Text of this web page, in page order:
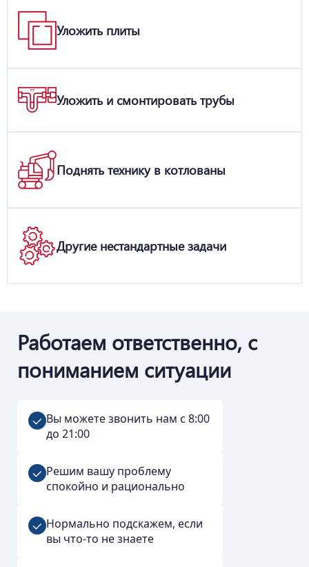
Уложить плиты
Уложить и смонтировать трубы
Поднять технику в котлованы
Другие нестандартные задачи
Работаем ответственно, с
пониманием ситуации
Вы можете звонить нам с 8:00
до 21:00
Решим вашу проблему
спокойно и рационально
Нормально подскажем, если
вы что-то не знаете